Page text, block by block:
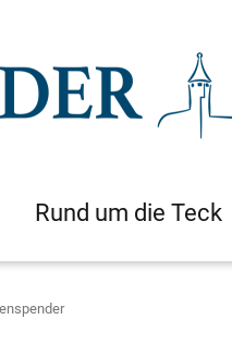
Rund um die Teck